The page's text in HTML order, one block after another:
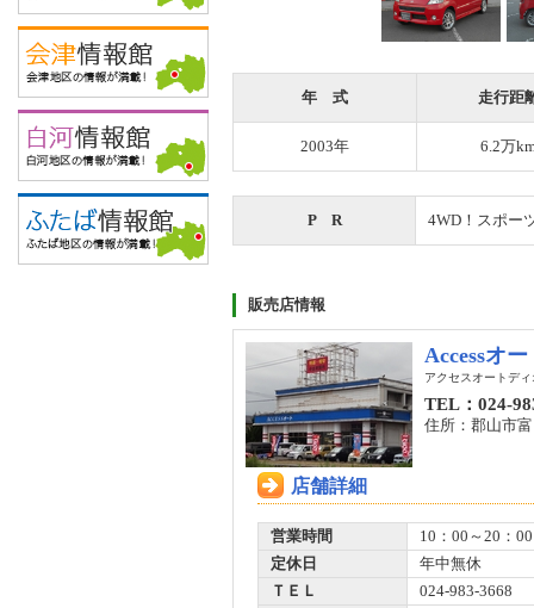
年 式 走行距
2003年 6.2万
P R 4WD！スポー
販売店情報
Accessオ
アクセスオートデ
TEL：024-
住所：郡山市
店舗詳細
営業時間
10：00～20：00
定休日
年中無休
ＴＥＬ
024-983-3668